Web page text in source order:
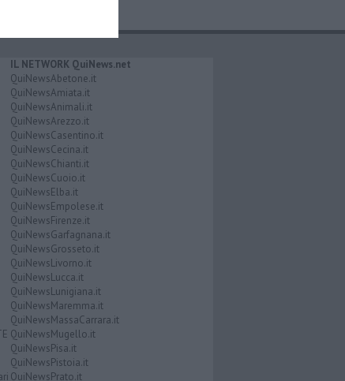
IL NETWORK QuiNews.net
QuiNewsAbetone.it
QuiNewsAmiata.it
QuiNewsAnimali.it
QuiNewsArezzo.it
QuiNewsCasentino.it
QuiNewsCecina.it
QuiNewsChianti.it
QuiNewsCuoio.it
QuiNewsElba.it
QuiNewsEmpolese.it
QuiNewsFirenze.it
QuiNewsGarfagnana.it
QuiNewsGrosseto.it
QuiNewsLivorno.it
QuiNewsLucca.it
QuiNewsLunigiana.it
QuiNewsMaremma.it
QuiNewsMassaCarrara.it
QuiNewsMugello.it
QuiNewsPisa.it
QuiNewsPistoia.it
QuiNewsPrato.it